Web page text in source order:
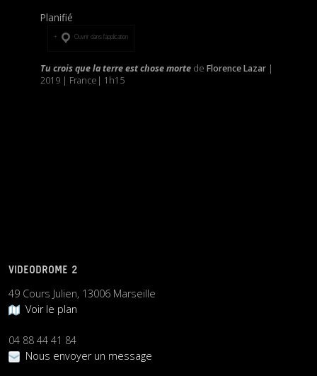
Planifié
Ouvrir dans l’application
Tu crois que la terre est chose morte de Florence Lazar|
2019 | France| 1h15
VIDEODROME 2
49 Cours Julien, 13006 Marseille
Voir le plan
04 88 44 41 84
Nous envoyer un message